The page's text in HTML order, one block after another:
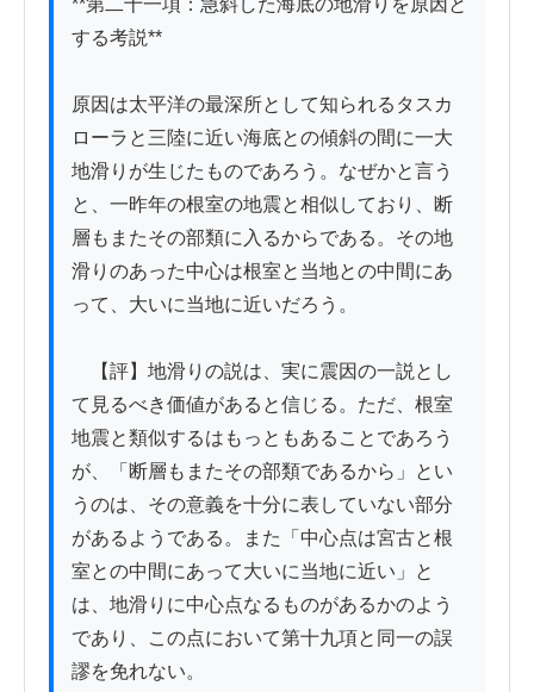
**第二十一項：急斜した海底の地滑りを原因と
する考説**
原因は太平洋の最深所として知られるタスカ
ローラと三陸に近い海底との傾斜の間に一大
地滑りが生じたものであろう。なぜかと言う
と、一昨年の根室の地震と相似しており、断
層もまたその部類に入るからである。その地
滑りのあった中心は根室と当地との中間にあ
って、大いに当地に近いだろう。
【評】地滑りの説は、実に震因の一説とし
て見るべき価値があると信じる。ただ、根室
地震と類似するはもっともあることであろう
が、「断層もまたその部類であるから」とい
うのは、その意義を十分に表していない部分
があるようである。また「中心点は宮古と根
室との中間にあって大いに当地に近い」と
は、地滑りに中心点なるものがあるかのよう
であり、この点において第十九項と同一の誤
謬を免れない。